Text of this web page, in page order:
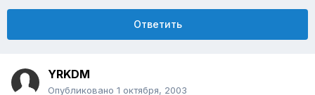
Ответить
YRKDM
Опубликовано 1 октября, 2003